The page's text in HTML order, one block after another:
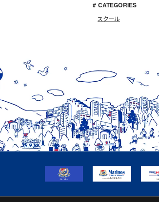
c
e
o
# CATEGORIES
スクール